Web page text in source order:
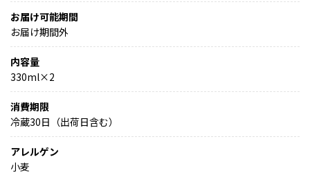
お届け可能期間
お届け期間外
内容量
330ml×2
消費期限
冷蔵30日（出荷日含む）
アレルゲン
小麦